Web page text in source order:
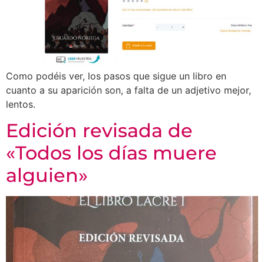
Como podéis ver, los pasos que sigue un libro en
cuanto a su aparición son, a falta de un adjetivo mejor,
lentos.
Edición revisada de
«Todos los días muere
alguien»